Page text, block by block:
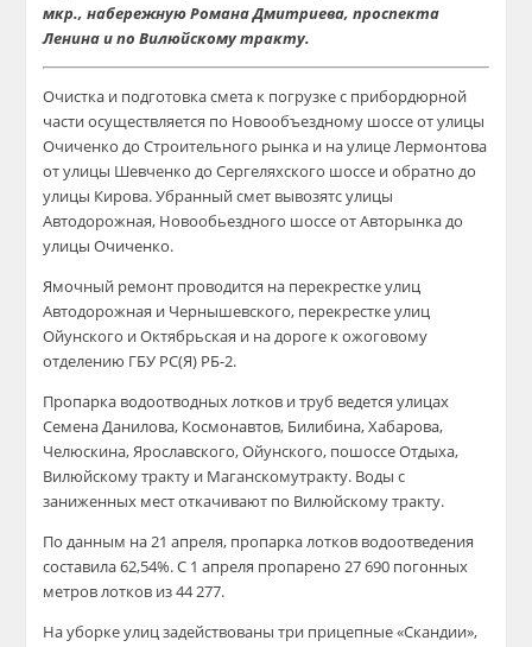
мкр.,набережную Романа Дмитриева, проспекта
Ленина и по Вилюйскому тракту.
Очистка и подготовкасмета к погрузкес прибордюрной
части осуществляется по Новообъездному шоссе от улицы
Очиченко до Строительного рынка и на улице Лермонтова
от улицы Шевченко доСергеляхского шоссе и обратно до
улицы Кирова.Убранныйсмет вывозятс улицы
Автодорожная, Новообьездного шоссе отАвторынкадо
улицыОчиченко.
Ямочный ремонт проводится на перекрестке улиц
Автодорожная и Чернышевского, перекрестке улиц
Ойунского и Октябрьская и на дороге к ожоговому
отделению ГБУ РС(Я) РБ-2.
Пропарка водоотводных лотков и труб ведетсяулицах
Семена Данилова, Космонавтов, Билибина,Хабарова,
Челюскина, Ярославского,Ойунского, пошоссеОтдыха,
Вилюйскомутракту и Маганскомутракту. Воды с
заниженных местоткачивают по Вилюйскому тракту.
Поданным на 21 апреля, пропарка лотков водоотведения
составила62,54%. С 1 апреля пропарено27 690 погонных
метровлотков из 44277.
На уборке улиц задействованытри прицепные «Скандии»,